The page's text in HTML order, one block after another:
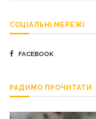
СОЦІАЛЬНІ МЕРЕЖІ
FACEBOOK
РАДИМО ПРОЧИТАТИ